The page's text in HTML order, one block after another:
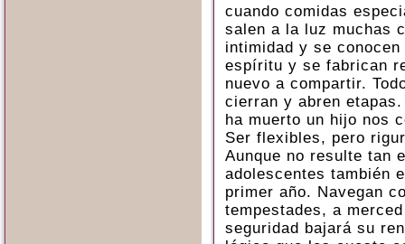
cuando comidas
salen a la luz muchas
intimidad y se
espíritu y se fabrican
nuevo a compartir.
cierran y abren
ha muerto un hijo nos
Ser flexibles, pero
Aunque no resulte tan
adolescentes también
primer año. Navegan
tempestades, a
seguridad bajará su